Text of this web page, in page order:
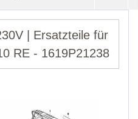
| Ersatzteile für
RE - 1619P21238